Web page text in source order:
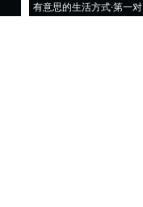
有意思的生活方式·第一对